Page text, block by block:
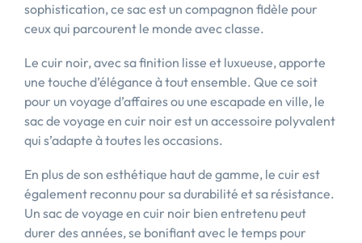
sophistication, ce sac est un compagnon fidèle pour
ceux qui parcourent le monde avec classe.
Le cuir noir, avec sa finition lisse et luxueuse, apporte
une touche d’élégance à tout ensemble. Que ce soit
pour un voyage d’affaires ou une escapade en ville, le
sac de voyage en cuir noir est un accessoire polyvalent
qui s’adapte à toutes les occasions.
En plus de son esthétique haut de gamme, le cuir est
également reconnu pour sa durabilité et sa résistance.
Un sac de voyage en cuir noir bien entretenu peut
durer des années, se bonifiant avec le temps pour